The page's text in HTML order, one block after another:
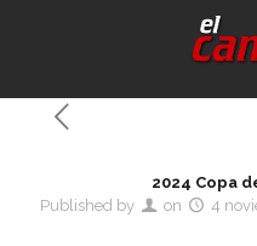
2024 Copa
Published by
on 4